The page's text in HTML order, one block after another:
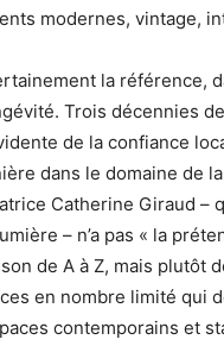
modernes, vintage,
la référence,
Trois décennies
de la confiance
dans le domaine de
Catherine Giraud –
– n’a pas « la
de A à Z, mais plutôt
en nombre limité qui
contemporains et